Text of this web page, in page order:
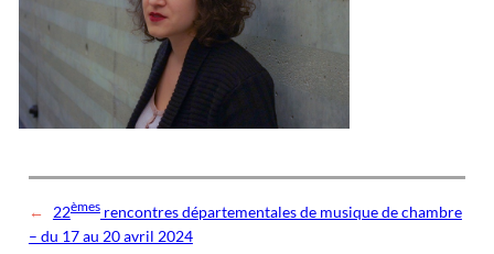
← 22èmesrencontres départementales de musique de chambre
– du 17 au 20 avril 2024